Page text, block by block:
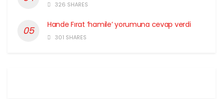
326 SHARES
Hande Fırat ‘hamile’ yorumuna cevap verdi
301 SHARES